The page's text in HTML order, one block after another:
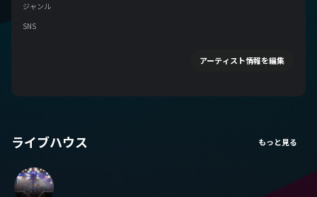
ジャンル
SNS
アーティスト情報を編集
ライブハウス